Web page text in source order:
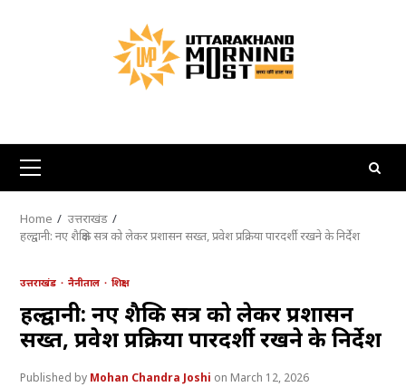
Primary
Menu
Home
उत्तराखंड
हल्द्वानी: नए शैक्षिक सत्र को लेकर प्रशासन सख्त, प्रवेश प्रक्रिया पारदर्शी रखने के निर्देश
उत्तराखंड नैनीताल शिक्षा
हल्द्वानी: नए शैक्षिक सत्र को लेकर प्रशासन
सख्त, प्रवेश प्रक्रिया पारदर्शी रखने के निर्देश
Mohan Chandra Joshi March 12, 2026